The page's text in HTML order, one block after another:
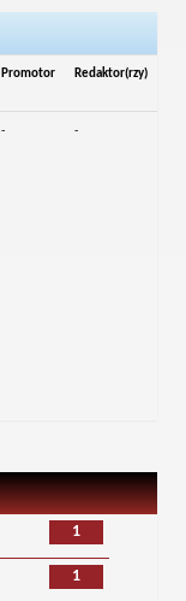
Promotor Redaktor(rzy)
- -
1
1